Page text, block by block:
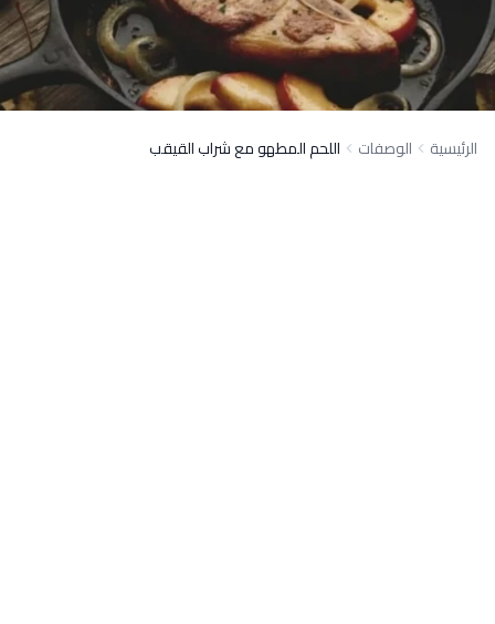
الرئيسية الوصفات اللحم المطهو مع شراب القيقب